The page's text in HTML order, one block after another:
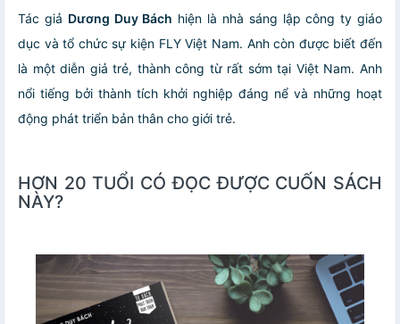
Tác giả Dương Duy Bách hiện là nhà sáng lập công ty giáo
dục và tổ chức sự kiện FLY Việt Nam. Anh còn được biết đến
là một diễn giả trẻ, thành công từ rất sớm tại Việt Nam. Anh
nổi tiếng bởi thành tích khởi nghiệp đáng nể và những hoạt
động phát triển bản thân cho giới trẻ.
HƠN 20 TUỔI CÓ ĐỌC ĐƯỢC CUỐN SÁCH
NÀY?